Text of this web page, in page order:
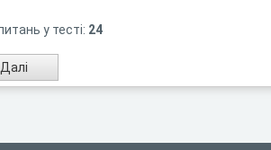
у тесті: 24